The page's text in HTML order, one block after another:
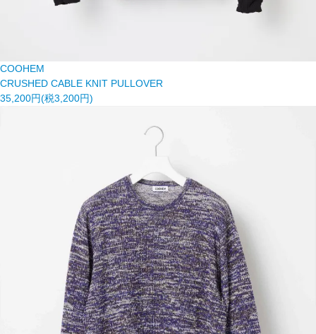
COOHEM
CRUSHED CABLE KNIT PULLOVER
35,200円(税3,200円)